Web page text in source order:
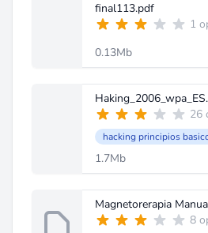
final113.pdf
1
0.13Mb
26
hacking principios
1.7Mb
8